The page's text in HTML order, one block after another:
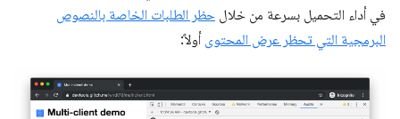
في أداء التحميل بسرعة من خلال حظر الطلبات الخاصة بالنصوص
البرمجية التي تحظر عرض المحتوى أولاً: